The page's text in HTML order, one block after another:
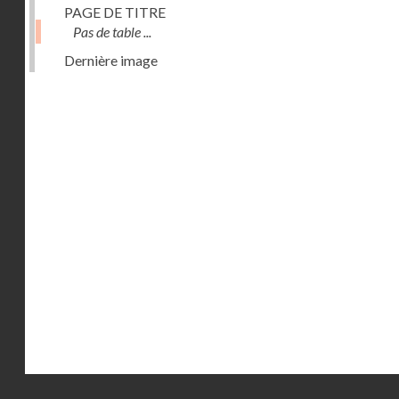
PAGE DE TITRE
Pas de table ...
Dernière image